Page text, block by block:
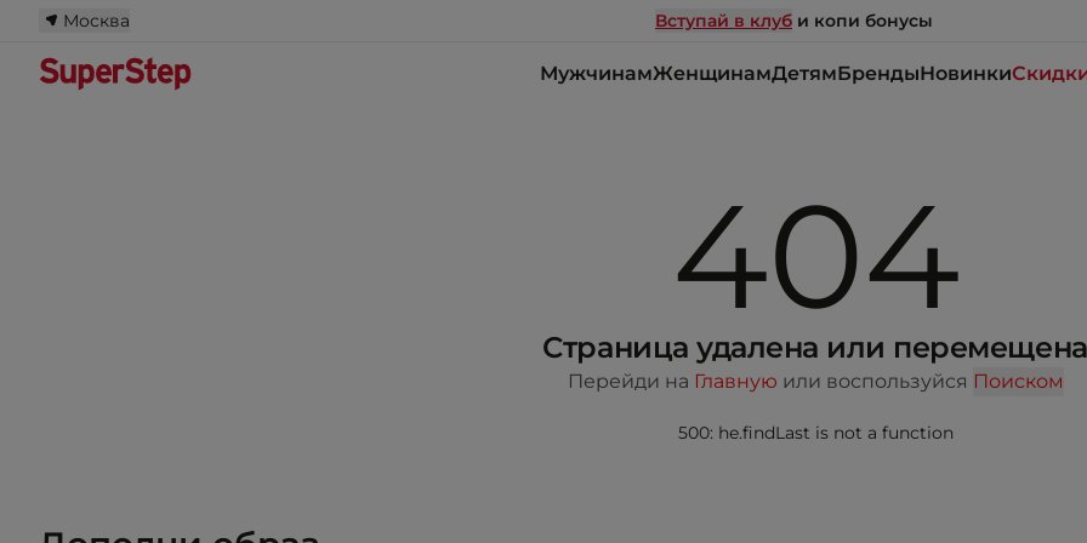
Москва Вступай в клуб и копи бонусы
МужчинамЖенщинамДетямБрендыНовинки
404
Страница удалена или перемещена
Перейди на Главную или воспользуйся Поиском
500: he.findLast is not a function